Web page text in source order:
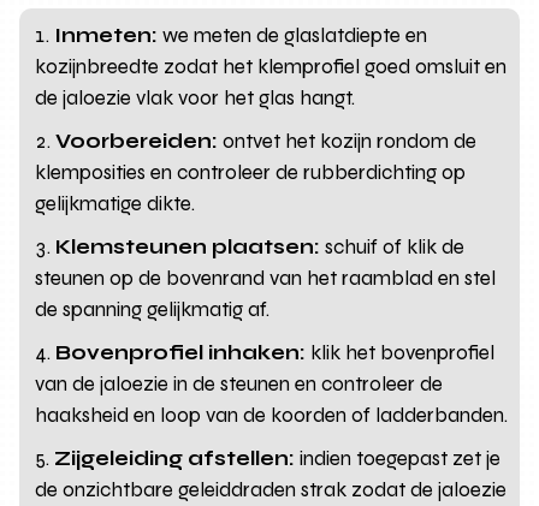
Inmeten: we meten de glaslatdiepte en
kozijnbreedte zodat het klemprofiel goed omsluit en
de jaloezie vlak voor het glas hangt.
Voorbereiden: ontvet het kozijn rondom de
klemposities en controleer de rubberdichting op
gelijkmatige dikte.
Klemsteunen plaatsen: schuif of klik de
steunen op de bovenrand van het raamblad en stel
de spanning gelijkmatig af.
Bovenprofiel inhaken: klik het bovenprofiel
van de jaloezie in de steunen en controleer de
haaksheid en loop van de koorden of ladderbanden.
Zijgeleiding afstellen: indien toegepast zet je
de onzichtbare geleiddraden strak zodat de jaloezie